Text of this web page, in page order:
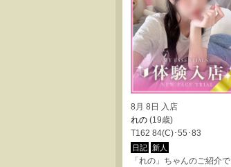
8月 8日 入店
れの(19歳)
T162 84(C)･55･83
日記 新人
「れの」ちゃんのご紹介で